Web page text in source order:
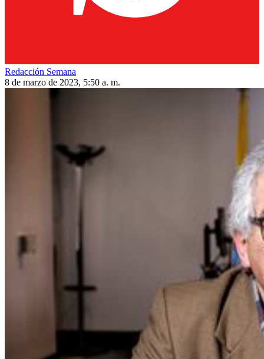
Redacción Semana
8 de marzo de 2023, 5:50 a. m.